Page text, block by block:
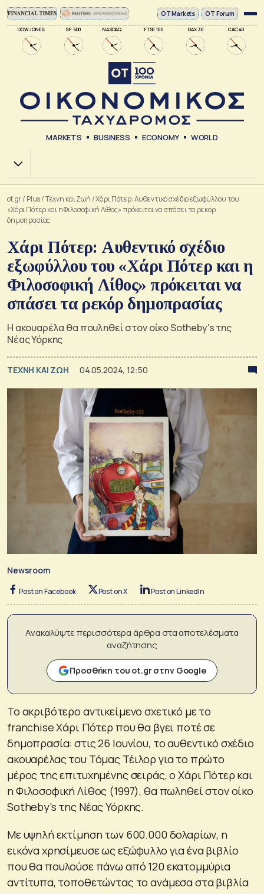
DOW JONES SP 500 NASDAQ FTSE 100 DAX 30 CAC 40
ΟΤ Markets OT Forum
MARKETS BUSINESS ECONOMY WORLD
Χ.Α.
ot.gr/ Plus/Tέχνη και Ζωή /Χάρι Πότερ: Αυθεντικό σχέδιο εξωφύλλου του
«Χάρι Πότερ και η Φιλοσοφική Λίθος» πρόκειται να σπάσει τα ρεκόρ
δημοπρασίας
Χάρι Πότερ: Αυθεντικό σχέδιο
εξωφύλλου του «Χάρι Πότερ και η
Φιλοσοφική Λίθος» πρόκειται να
σπάσει τα ρεκόρ δημοπρασίας
Η ακουαρέλα θα πουληθεί στον οίκο Sotheby’s της
Νέας Υόρκης
TΕΧΝΗ ΚΑΙ ΖΩΗ 04.05.2024, 12:50
Newsroom
Post on Facebook Post on X Post on LinkedIn
Ανακαλύψτε περισσότερα άρθρα στα αποτελέσματα
αναζήτησης
Προσθήκη του ot.gr στην Google
Το ακριβότερο αντικείμενο σχετικό με το
franchise Χάρι Πότερ που θα βγει ποτέ σε
δημοπρασία: στις 26 Ιουνίου, το αυθεντικό σχέδιο
ακουαρέλας του Τόμας Τέιλορ για το πρώτο
μέρος της επιτυχημένης σειράς, ο Χάρι Πότερ και
η Φιλοσοφική Λίθος (1997), θα πωληθεί στον οίκο
Sotheby’s της Νέας Υόρκης.
Με υψηλή εκτίμηση των 600.000 δολαρίων, η
εικόνα χρησίμευσε ως εξώφυλλο για ένα βιβλίο
που θα πουλούσε πάνω από 120 εκατομμύρια
αντίτυπα, τοποθετώντας το ανάμεσα στα βιβλία